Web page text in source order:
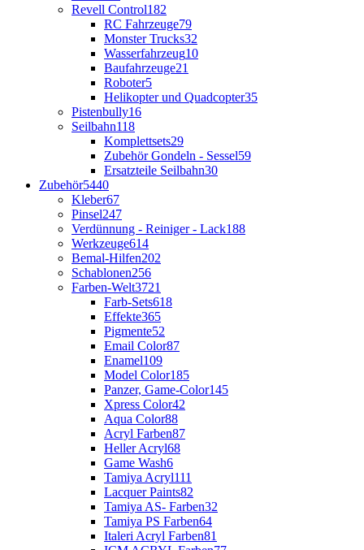
Revell Control182
RC Fahrzeuge79
Monster Trucks32
Wasserfahrzeug10
Baufahrzeuge21
Roboter5
Helikopter und Quadcopter35
Pistenbully16
Seilbahn118
Komplettsets29
Zubehör Gondeln - Sessel59
Ersatzteile Seilbahn30
Zubehör5440
Kleber67
Pinsel247
Verdünnung - Reiniger - Lack188
Werkzeuge614
Bemal-Hilfen202
Schablonen256
Farben-Welt3721
Farb-Sets618
Effekte365
Pigmente52
Email Color87
Enamel109
Model Color185
Panzer, Game-Color145
Xpress Color42
Aqua Color88
Acryl Farben87
Heller Acryl68
Game Wash6
Tamiya Acryl111
Lacquer Paints82
Tamiya AS- Farben32
Tamiya PS Farben64
Italeri Acryl Farben81